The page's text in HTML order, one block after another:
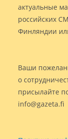
актуальные
российских
Финляндии
Ваши
о
присылайте
info@gazeta.fi